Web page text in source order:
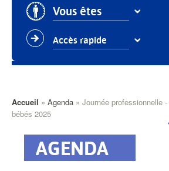
Vous êtes
Accès rapide
Fil
d'Ariane
Accueil Agenda
Journée professionnelle
bébés 2025